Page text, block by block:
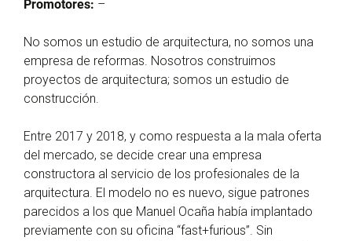
Promotores: –
No somos un estudio de arquitectura, no somos una
empresa de reformas. Nosotros construimos
proyectos de arquitectura; somos un estudio de
construcción.
Entre 2017 y 2018, y como respuesta a la mala oferta
del mercado, se decide crear una empresa
constructora al servicio de los profesionales de la
arquitectura. El modelo no es nuevo, sigue patrones
parecidos a los que Manuel Ocaña había implantado
previamente con su oficina “fast+furious”. Sin